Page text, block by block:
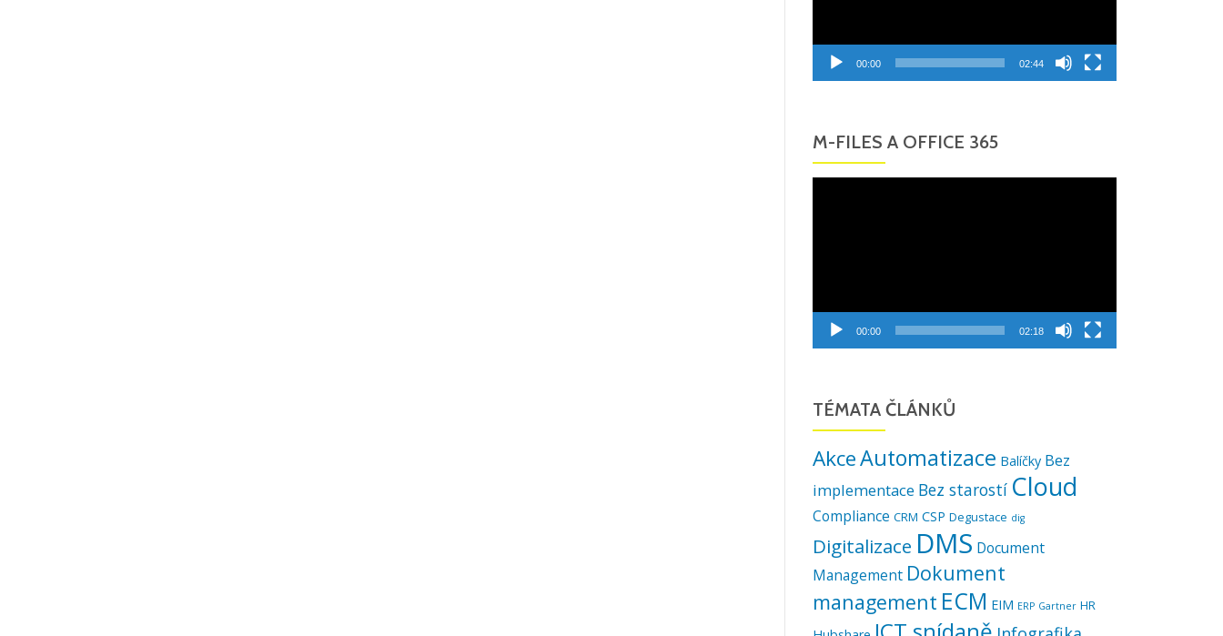
00:00 02:44
M-FILES A OFFICE 365
00:00 02:18
TÉMATA ČLÁNKŮ
AkceAutomatizace Balíčky Bez
implementace Bez starostí Cloud
Compliance CRM CSP Degustace dig
Digitalizace DMS Document
Management Dokument
management ECM EIM ERP Gartner HR